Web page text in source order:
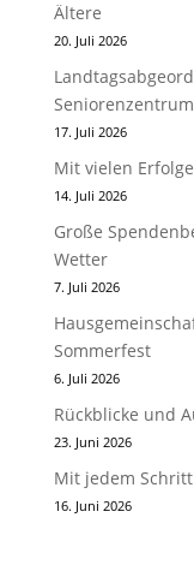
Ältere
20. Juli 2026
Seniorenzentrum
17. Juli 2026
Mit vielen
14. Juli 2026
Große
Wetter
7. Juli 2026
Sommerfest
6. Juli 2026
Rückblicke und
23. Juni 2026
Mit jedem
16. Juni 2026